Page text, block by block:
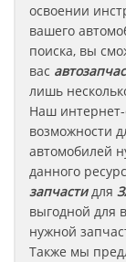
освоении
вашего
поиска, вы
вас
лишь
Наш
возможности
автомобилей
данного
запчастидля
выгодной для
нужной
Также мы